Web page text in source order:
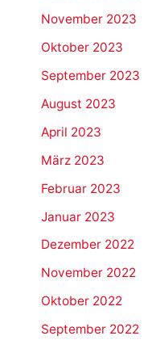
November 2023
Oktober 2023
September 2023
August 2023
April 2023
März 2023
Februar 2023
Januar 2023
Dezember 2022
November 2022
Oktober 2022
September 2022